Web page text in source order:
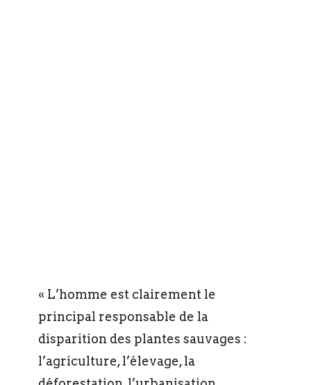
« L’homme est clairement le
principal responsable de la
disparition des plantes sauvages :
l’agriculture, l’élevage, la